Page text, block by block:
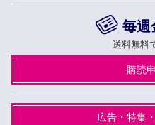
毎週
送料無料
購読
広告・特集